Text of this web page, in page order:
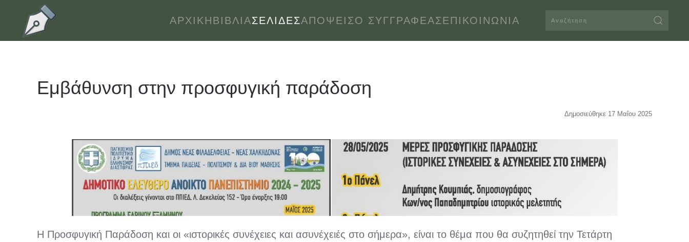
Skip to main content ΑΡΧΙΚΉΒΙΒΛΊΑΣΕΛΊΔΕΣΑΠΌΨΕΙΣΟ ΣΥΓΓΡΑΦΈΑΣΕΠΙΚΟΙΝΩΝΊΑ
Εμβάθυνση στην προσφυγική παράδοση
Δημοσιεύθηκε 17 Μαΐου 2025
Η Προσφυγική Παράδοση και οι «ιστορικές συνέχειες και ασυνέχειές στο σήμερα», είναι το θέμα που θα συζητηθεί την Τετάρτη